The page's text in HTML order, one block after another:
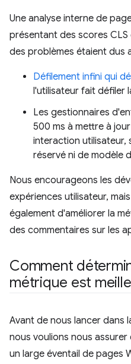
Une analyse interne de
présentant des scores
des problèmes étaient dus
Défilement infini qui
l'utilisateur fait défiler
Les gestionnaires
500 ms à mettre à
interaction utilisateur,
réservé ni de modèle
Nous encourageons les
expériences utilisateur,
également d'améliorer la
des commentaires sur les
Comment
métrique est
Avant de nous lancer dans
nous voulions nous
un large éventail de pages